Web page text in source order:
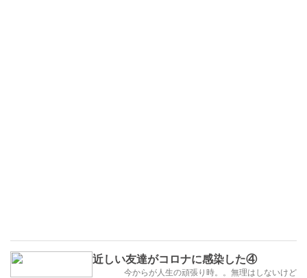
近しい友達がコロナに感染した④
今からが人生の頑張り時。。無理はしないけど